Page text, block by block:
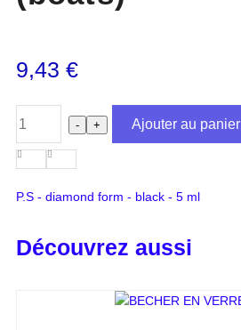
9,43 €
- + Ajouter au panier
P.S - diamond form - black - 5 ml
Découvrez aussi